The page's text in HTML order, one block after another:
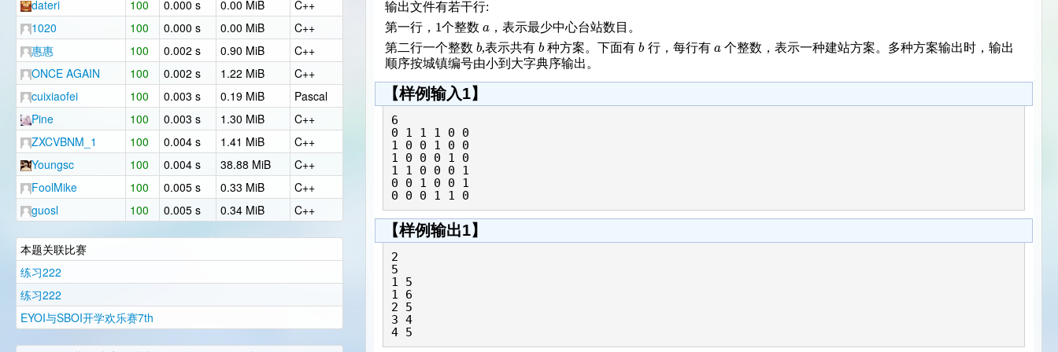
dateri 100 0.000 s 0.00 MiB
C++
1020
100 0.000 s 0.00 MiB
C++
惠惠
100 0.002 s 0.90 MiB
C++
ONCE AGAIN
100 0.002 s 1.22 MiB
C++
cuixiaofei
100 0.003 s 0.19 MiB
Pascal
Pine
100 0.003 s 1.30 MiB
C++
ZXCVBNM_1
100 0.004 s 1.41 MiB
C++
Youngsc
100 0.004 s 38.88 MiB
C++
FoolMike
100 0.005 s 0.33 MiB
C++
guosl
100 0.005 s 0.34 MiB C++
本题关联比赛
练习222
练习222
EYOI与SBOI开学欢乐赛7th
输出文件有若干行:
第一行， 1个整数a ，表示最少中心台站数目。
第二行一个整数 b,表示共有b 种方案。下面有b 行，每行有 a个整数，表示一种建站方案。多种方案输出时，输出
顺序按城镇编号由小到大字典序输出。
【样例输入1】
6
0 1 1 1 0 0
1 0 0 1 0 0
1 0 0 0 1 0
1 1 0 0 0 1
0 0 1 0 0 1
【样例输出1】
2
5
1 5
1 6
2 5
3 4